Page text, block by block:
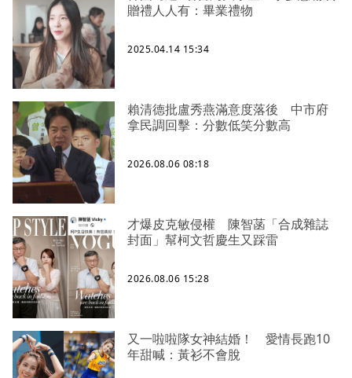
贈禮人人有：畢業禮物
2025.04.14 15:34
賴清德批盧秀燕滿意度落後 中市府
拿民調回擊：分數低笑分數高
2026.08.06 08:18
才爆皮克敏侵權 陳智菡「合成雜誌
封面」幫柯文哲慶生又踩雷
2026.08.06 15:28
又一啦啦隊女神結婚！ 愛情長跑10
年甜喊：黃衫不會脫